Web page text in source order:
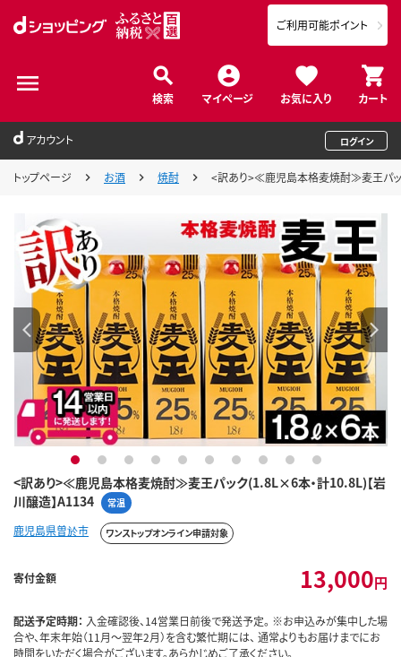
検索 マイページ お気に入り カート
ご利用可能ポイント
アカウント ログイン
トップページ お酒 焼酎 <訳あり>≪鹿児島本格麦焼酎≫麦王パッ
<訳あり>≪鹿児島本格麦焼酎≫麦王パック(1.8L×6本・計10.8L)【岩
川醸造】A1134
常温
1 2 3 4 5 6 7 8 9 10
鹿児島県曽於市 ワンストップオンライン申請対象
寄付金額 13,000円
配送予定時期： 入金確認後、14営業日前後で発送予定。 ※お申込みが集中した場
合や、年末年始（11月～翌年2月）を含む繁忙期には、 通常よりもお届けまでにお
時間をいただく場合がございます。あらかじめご了承ください。